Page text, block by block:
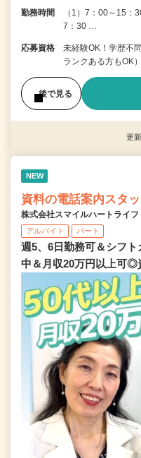
勤務時間
（1）7：00～15：
7：30 …
応募資格
未経験OK！学歴不
ランクある方もOK
後で見る
更
NEW
資料の電話案内スタ
株式会社スマイルハートライフ
アルバイト パート
週5、6日勤務可＆シフ
中＆月収20万円以上可◎